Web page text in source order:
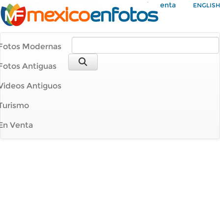
Mi Cuenta ENGLISH
Modernas
Antiguas
Antiguos
Venta